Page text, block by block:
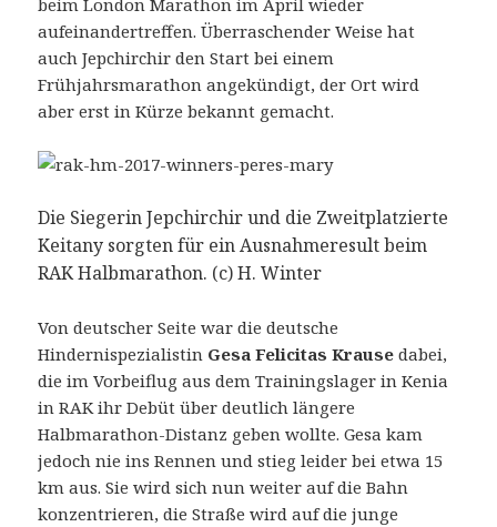
beim London Marathon im April wieder
aufeinandertreffen. Überraschender Weise hat
auch Jepchirchir den Start bei einem
Frühjahrsmarathon angekündigt, der Ort wird
aber erst in Kürze bekannt gemacht.
Die Siegerin Jepchirchir und die Zweitplatzierte
Keitany sorgten für ein Ausnahmeresult beim
RAK Halbmarathon. (c) H. Winter
Von deutscher Seite war die deutsche
Hindernispezialistin Gesa Felicitas Krause dabei,
die im Vorbeiflug aus dem Trainingslager in Kenia
in RAK ihr Debüt über deutlich längere
Halbmarathon-Distanz geben wollte. Gesa kam
jedoch nie ins Rennen und stieg leider bei etwa 15
km aus. Sie wird sich nun weiter auf die Bahn
konzentrieren, die Straße wird auf die junge